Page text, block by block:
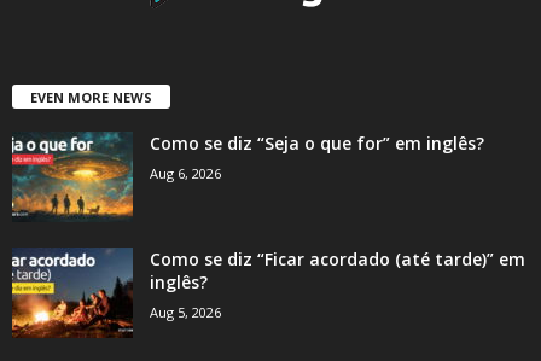
EVEN MORE NEWS
Como se diz “Seja o que for” em inglês?
Aug 6, 2026
Como se diz “Ficar acordado (até tarde)” em
inglês?
Aug 5, 2026